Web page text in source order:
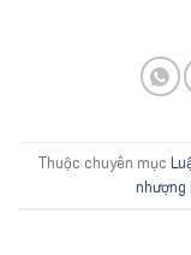
Thuộc chuyên mục
nhượng